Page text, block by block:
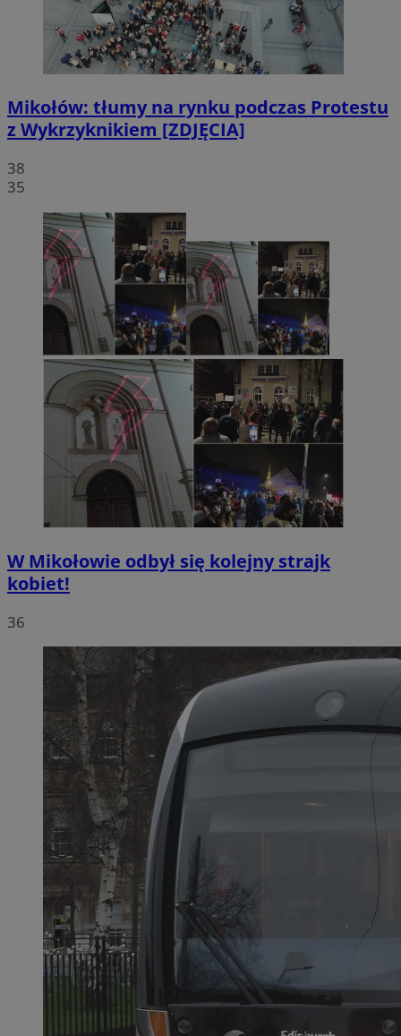
Mikołów: tłumy na rynku podczas Protestu
z Wykrzyknikiem [ZDJĘCIA]
38
35
W Mikołowie odbył się kolejny strajk
kobiet!
36